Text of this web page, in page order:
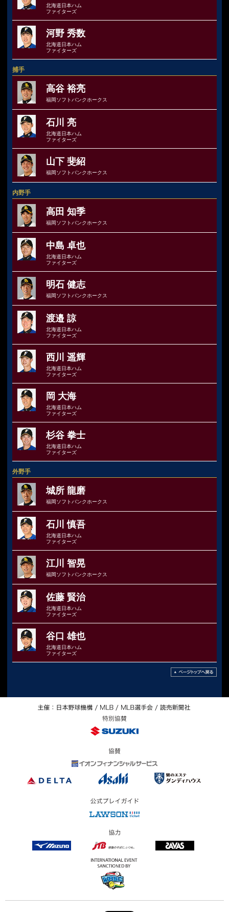
北海道日本ハム
ファイターズ
河野 秀数
北海道日本ハム
ファイターズ
捕手
高谷 裕亮
福岡ソフトバンクホークス
石川 亮
北海道日本ハム
ファイターズ
山下 斐紹
福岡ソフトバンクホークス
内野手
高田 知季
福岡ソフトバンクホークス
中島 卓也
北海道日本ハム
ファイターズ
明石 健志
福岡ソフトバンクホークス
渡邉 諒
北海道日本ハム
ファイターズ
西川 遥輝
北海道日本ハム
ファイターズ
岡 大海
北海道日本ハム
ファイターズ
杉谷 拳士
北海道日本ハム
ファイターズ
外野手
城所 龍磨
福岡ソフトバンクホークス
石川 慎吾
北海道日本ハム
ファイターズ
江川 智晃
福岡ソフトバンクホークス
佐藤 賢治
北海道日本ハム
ファイターズ
谷口 雄也
北海道日本ハム
ファイターズ